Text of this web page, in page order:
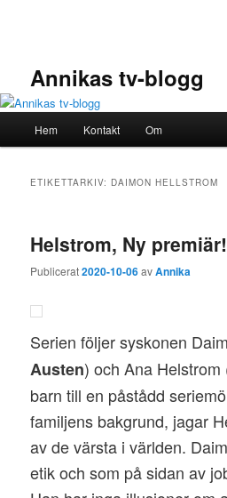
Annikas tv-blogg
Hem Kontakt Om
ETIKETTARKIV: DAIMON HELLSTROM
Helstrom, Ny premiär!
Publicerat2020-10-06avAnnika
Serien följer syskonen
Austen) och Ana Helstrom
barn till en påstådd
familjens bakgrund, jagar
av de värsta i världen.
etik och som på sidan av